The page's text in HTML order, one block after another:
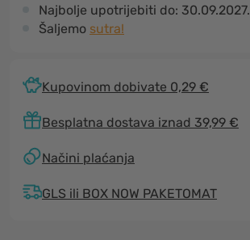
Najbolje upotrijebiti do: 30.09.2027.
Šaljemo sutra!
Kupovinom dobivate 0,29 €
Besplatna dostava iznad 39,99 €
Načini plaćanja
GLS ili BOX NOW PAKETOMAT